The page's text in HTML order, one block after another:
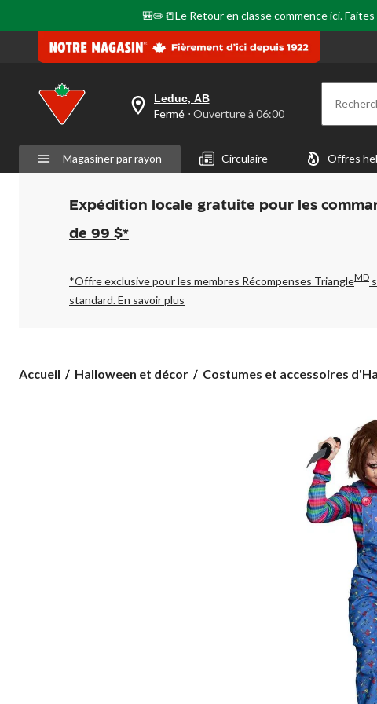
🎒✏️📒Le Retour en classe commence ici.
votre
est
Leduc,
AB,
Fermé,
Ouverture
à
pour
changer
Leduc, AB
Fermé ⋅ Ouverture à 06:00
Magasiner par rayon Circulaire Offres
Expédition locale gratuite pour les
de 99 $*
*Offre exclusive pour les membres Récompenses TriangleMD
standard.En savoir plus
Accueil Halloween et décor Costumes et accessoires